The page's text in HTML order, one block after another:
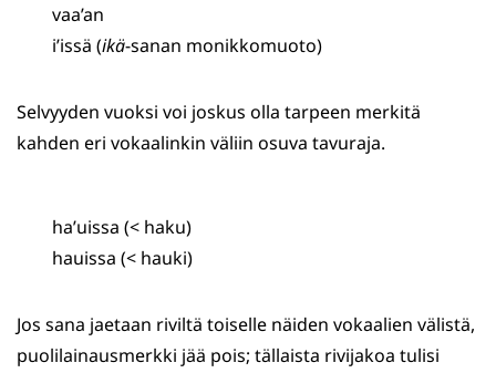
vaa’an
i’issä (ikä-sanan monikkomuoto)
Selvyyden vuoksi voi joskus olla tarpeen merkitä
kahden eri vokaalinkin väliin osuva tavuraja.
ha’uissa (< haku)
hauissa (< hauki)
Jos sana jaetaan riviltä toiselle näiden vokaalien välistä,
puolilainausmerkki jää pois; tällaista rivijakoa tulisi